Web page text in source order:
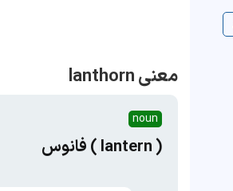
معنی lanthorn
noun
( lantern ) فانوس